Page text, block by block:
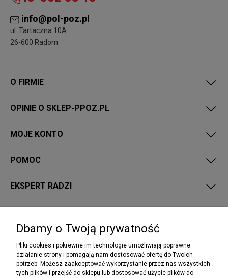
info@pol-poz.pl
ul. Tartaczna 10A
26-600 Radom
O FIRMIE
OPINIE O SKLEP-PPOZ.PL
MOJE KONTO
POMOC
EKSPERT RADZI
NEWSLETTER
Dbamy o Twoją prywatność
Pliki cookies i pokrewne im technologie umożliwiają poprawne
działanie strony i pomagają nam dostosować ofertę do Twoich
potrzeb. Możesz zaakceptować wykorzystanie przez nas wszystkich
tych plików i przejść do sklepu lub dostosować użycie plików do